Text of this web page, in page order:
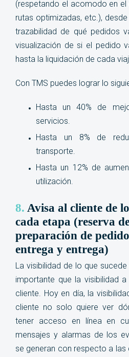
(respetando el acomodo en
rutas optimizadas, etc.),
trazabilidad de qué pedidos
visualización de si el pedido
hasta la liquidación de cada
Con TMS puedes lograr lo
Hasta un 40% de
servicios.
Hasta un 8% de
transporte.
Hasta un 12% de
utilización.
8. Avisa al cliente de
cada etapa (reserva
preparación de
entrega y entrega)
La visibilidad de lo que
importante que la visibilidad
cliente. Hoy en día, la
cliente no solo quiere ver
tener acceso en línea en
mensajes y alarmas de los
se generan con respecto a las